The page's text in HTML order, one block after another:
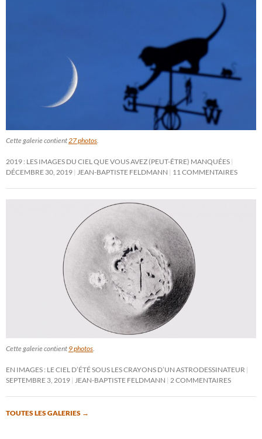
Cette galerie contient 27 photos
2019 : LES IMAGES DU CIEL QUE VOUS AVEZ (PEUT-ÊTRE) MANQUÉES
DÉCEMBRE 30, 2019
JEAN-BAPTISTE FELDMANN 11 COMMENTAIRES
Cette galerie contient 9 photos
EN IMAGES : LE CIEL D’ÉTÉ SOUS LES CRAYONS D’UN ASTRODESSINATEUR
SEPTEMBRE 3, 2019
JEAN-BAPTISTE FELDMANN 2 COMMENTAIRES
TOUTES LES GALERIES →